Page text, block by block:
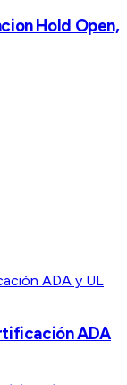
Hold Open,
ADA